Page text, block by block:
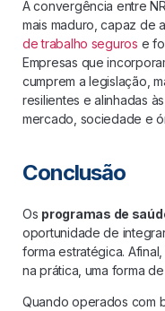
A convergência entre
mais maduro, capaz de
de trabalho seguros e
Empresas que
cumprem a legislação,
resilientes e alinhadas
mercado, sociedade e
Conclusão
Os programas de
oportunidade de
forma estratégica.
na prática, uma forma
Quando operados com